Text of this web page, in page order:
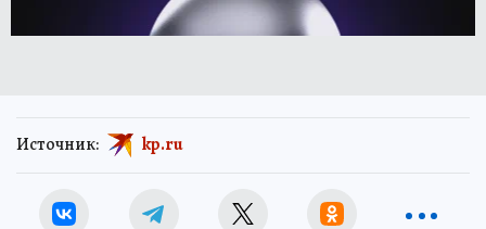
Источник: kp.ru